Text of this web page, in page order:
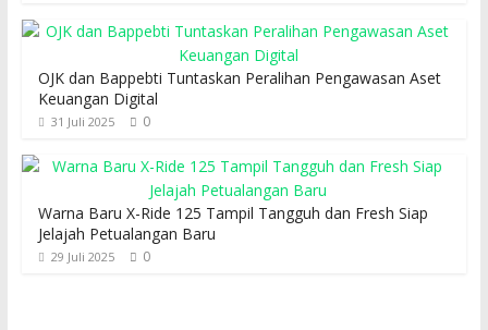
OJK dan Bappebti Tuntaskan Peralihan Pengawasan Aset
Keuangan Digital
31 Juli 2025 0
Warna Baru X-Ride 125 Tampil Tangguh dan Fresh Siap
Jelajah Petualangan Baru
29 Juli 2025 0